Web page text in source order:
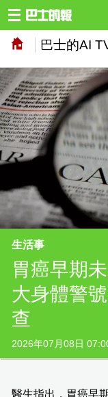
巴士的AI
生活事
胃癌早期
大身體警
查
2026年07月08日
醫生指出，胃癌早